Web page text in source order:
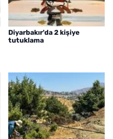
Diyarbakır'da 2 kişiye
tutuklama